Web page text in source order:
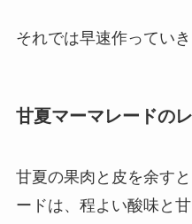
それでは早速作っていき
甘夏マーマレードの
甘夏の果肉と皮を余す
ードは、程よい酸味と